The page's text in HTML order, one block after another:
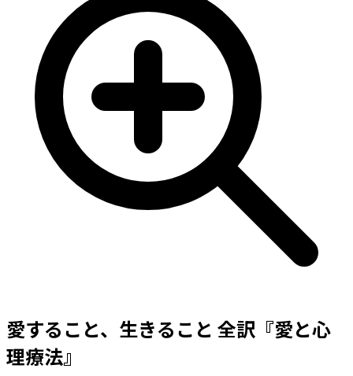
愛すること、生きること 全訳『愛と心
理療法』